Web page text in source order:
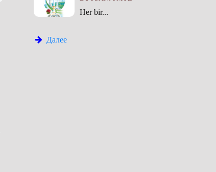
Her bir...
Далее